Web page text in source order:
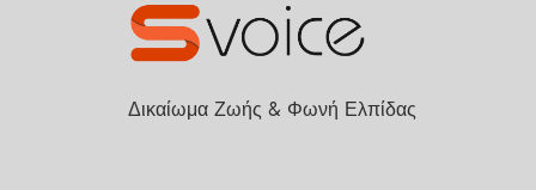
Δικαίωμα Ζωής & Φωνή Ελπίδας